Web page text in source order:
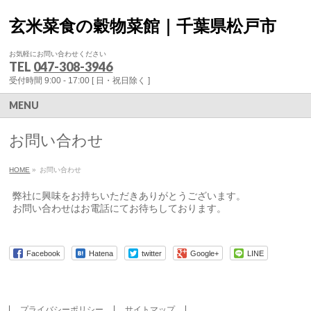
玄米菜食の穀物菜館｜千葉県松戸市
お気軽にお問い合わせください
TEL 047-308-3946
受付時間 9:00 - 17:00 [ 日・祝日除く ]
MENU
お問い合わせ
HOME » お問い合わせ
弊社に興味をお持ちいただきありがとうございます。
お問い合わせはお電話にてお待ちしております。
Facebook Hatena twitter Google+ LINE